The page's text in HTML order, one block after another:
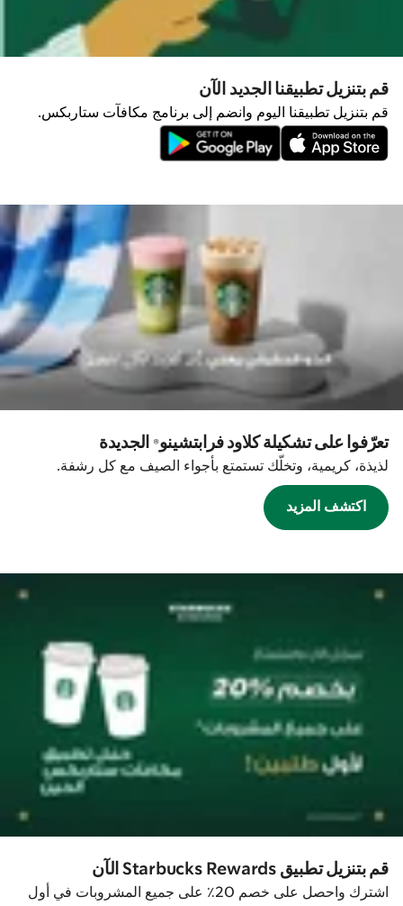
قم بتنزيل تطبيقنا الجديد الآن
قم بتنزيل تطبيقنا اليوم وانضم إلى برنامج مكافآت ستاربكس.
تعرّفوا على تشكيلة كلاود فرابتشينو® الجديدة
لذيذة، كريمية، وتخلّك تستمتع بأجواء الصيف مع كل رشفة.
اكتشف المزيد
قم بتنزيل تطبيق Starbucks Rewards الآن
اشترك واحصل على خصم 20٪ على جميع المشروبات في أول